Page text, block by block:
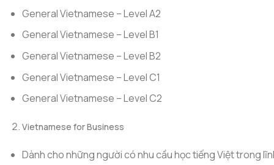
General Vietnamese – Level A2
General Vietnamese – Level B1
General Vietnamese – Level B2
General Vietnamese – Level C1
General Vietnamese – Level C2
Vietnamese for Business
Dành cho những người có nhu cầu học tiếng Việt trong